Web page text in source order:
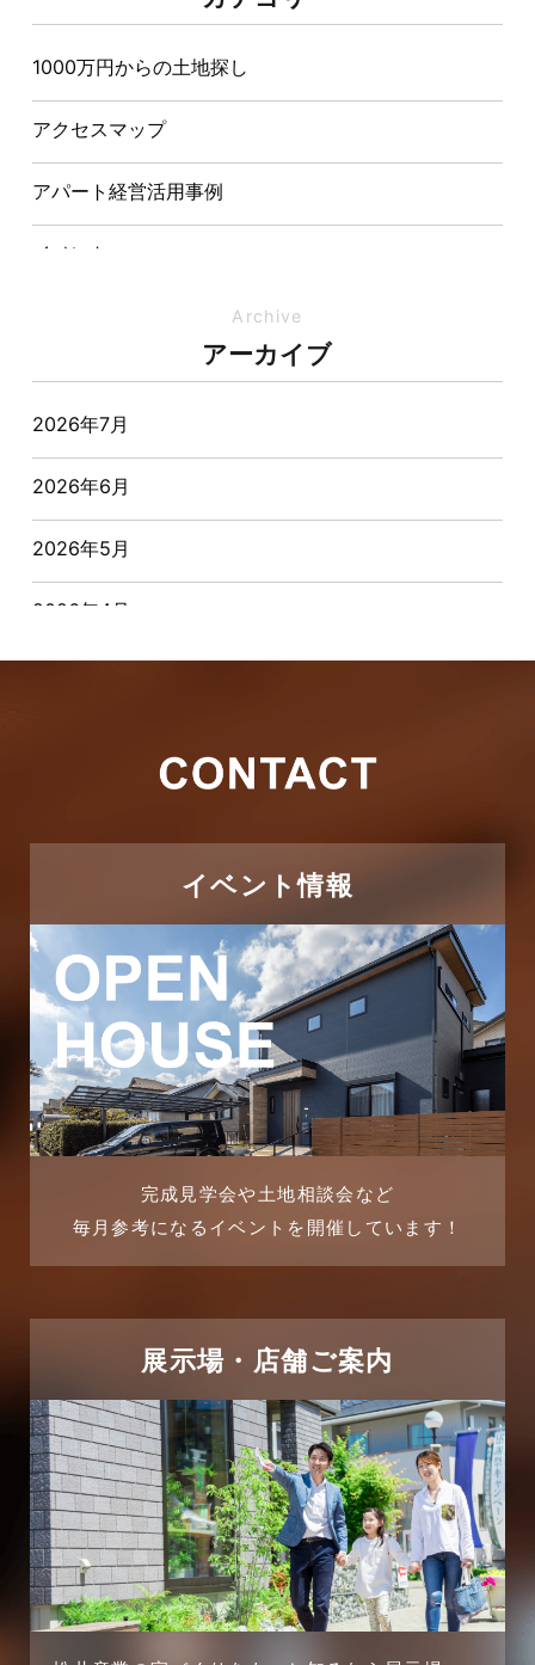
造が快適さをつくる理由
【埼玉県経営品質知事賞】大野知事へ受賞のご報告と
表敬訪問を行いました
1000万円からの土地探し
アクセスマップ
アパート経営活用事例
イベント
オーナー様からの質問
おすすめ物件
お客様インタビュー
お客様の声
つくばエクスプレス線
ピアラシティ店-ブログ
ブログ
マンション経営活用事例
よくある質問
リフォーム-ブログ
三郷中央駅店-ブログ
三郷市
三郷駅前店-ブログ
不動産の基礎知識に関するよくある質問
介護施設経営活用事例
Archive
アーカイブ
2026年7月
2026年6月
2026年5月
2026年4月
2025年11月
2025年10月
2025年9月
2025年8月
2025年6月
2025年3月
2025年2月
2025年1月
2024年12月
イベント情報
完成見学会や土地相談会など
毎月参考になるイベントを開催しています！
展示場・店舗ご案内